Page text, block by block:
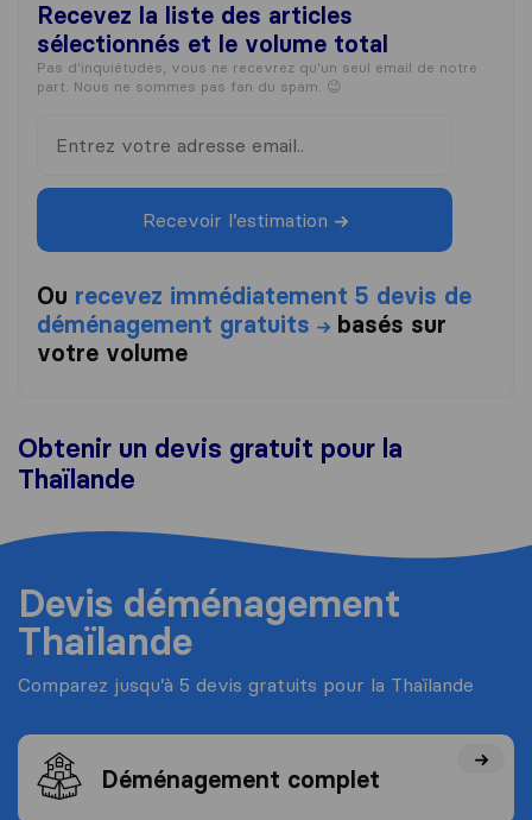
Recevez la liste des articles
sélectionnés et le volume total
Pas d’inquiétudes, vous ne recevrez qu’un seul email de notre
part. Nous ne sommes pas fan du spam. 😉
Recevoir l’estimation
Ou recevez immédiatement 5 devis de
déménagement gratuits
basés sur
votre volume
Obtenir un devis gratuit pour la
Thaïlande
Devis déménagement
Thaïlande
Comparez jusqu’à 5 devis gratuits pour la Thaïlande
Déménagement complet